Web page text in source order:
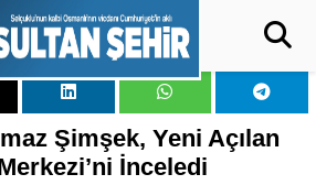
Şimşek, Yeni Açılan
İnceledi